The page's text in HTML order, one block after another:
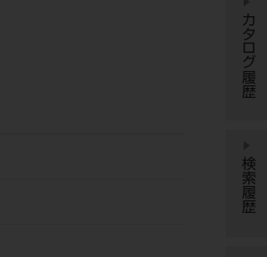
カタログ履歴
検索履歴